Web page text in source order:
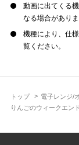
トップ 電子レンジ/
りんごのウィークエン
動画に出てくる
なる場合がありま
機種により、仕
覧ください。